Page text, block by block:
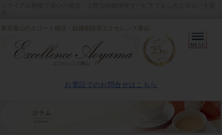
東京青山のエリート婚活・結婚相談所エクセレンス青山
お電話でのお問合せはこちら